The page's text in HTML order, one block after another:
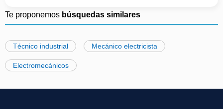
Te proponemos búsquedas similares
Técnico industrial Mecánico electricista
Electromecánicos